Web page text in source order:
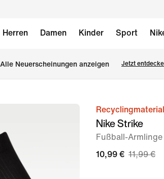
Herren Damen Kinder Sport
Alle Neuerscheinungen anzeigen Jetzt
Bild 1
Nike Strike
Fußball-Armlinge
10,99 € 11,99 €